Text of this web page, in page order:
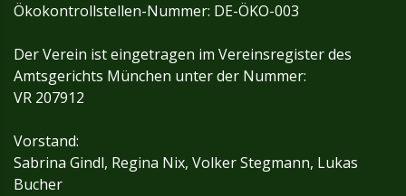
Ökokontrollstellen-Nummer: DE-ÖKO-003
Der Verein ist eingetragen im Vereinsregister des
Amtsgerichts München unter der Nummer:
VR 207912
Vorstand:
Sabrina Gindl, Regina Nix, Volker Stegmann, Lukas
Bucher